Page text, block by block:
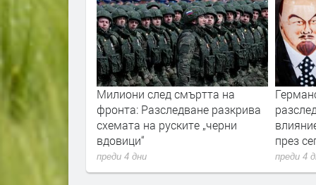
на
разкрива
„черни
Германските служби
разследват руски опити за
влияние върху местния вот
през септември
преди 4 дни
преди 4